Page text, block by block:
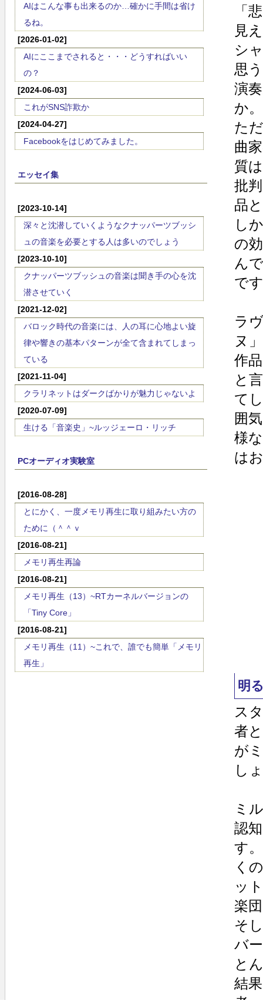
AIはこんな事も出来るのか…確かに手間は省け
るね。
[2026-01-02]
AIにここまでされると・・・どうすればいい
の？
[2024-06-03]
これがSNS詐欺か
[2024-04-27]
Facebookをはじめてみました。
エッセイ集
[2023-10-14]
深々と沈潜していくようなクナッパーツブッシ
ュの音楽を必要とする人は多いのでしょう
[2023-10-10]
クナッパーツブッシュの音楽は聞き手の心を沈
潜させていく
[2021-12-02]
バロック時代の音楽には、人の耳に心地よい旋
律や響きの基本パターンが全て含まれてしまっ
ている
[2021-11-04]
クラリネットはダークばかりが魅力じゃないよ
[2020-07-09]
生ける「音楽史」~ルッジェーロ・リッチ
PCオーディオ実験室
[2016-08-28]
とにかく、一度メモリ再生に取り組みたい方の
ために（＾＾ｖ
[2016-08-21]
メモリ再生再論
[2016-08-21]
メモリ再生（13）~RTカーネルバージョンの
「Tiny Core」
[2016-08-21]
メモリ再生（11）~これで、誰でも簡単「メモリ
再生」
「
見
シ
思
演
か
た
曲
質
批
品
し
の
ん
で
ラ
ヌ
作
と
て
囲
様
は
明
ス
者
が
し
ミ
認
す
く
ッ
楽
そ
バ
と
結